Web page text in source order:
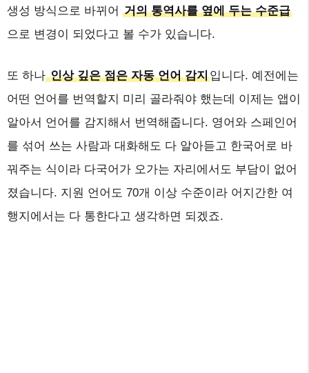
생성 방식으로 바뀌어 거의 통역사를 옆에 두는 수준급
으로 변경이 되었다고 볼 수가 있습니다.
또 하나인상 깊은 점은 자동 언어 감지입니다. 예전에는
어떤 언어를 번역할지 미리 골라줘야 했는데 이제는 앱이
알아서 언어를 감지해서 번역해줍니다. 영어와 스페인어
를 섞어 쓰는 사람과 대화해도 다 알아듣고 한국어로 바
꿔주는 식이라 다국어가 오가는 자리에서도 부담이 없어
졌습니다. 지원 언어도 70개 이상 수준이라 어지간한 여
행지에서는 다 통한다고 생각하면 되겠죠.